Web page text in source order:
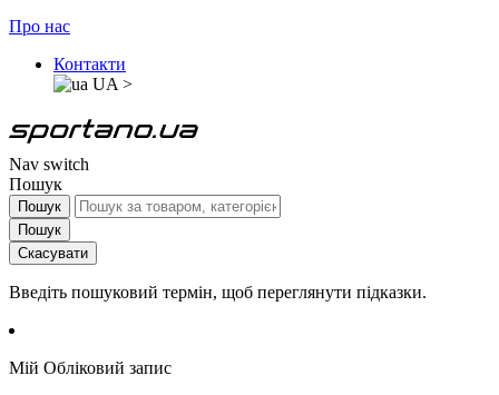
Про нас
Контакти
UA >
Nav switch
Пошук
Пошук
Пошук
Скасувати
Введіть пошуковий термін, щоб переглянути підказки.
Мій Обліковий запис